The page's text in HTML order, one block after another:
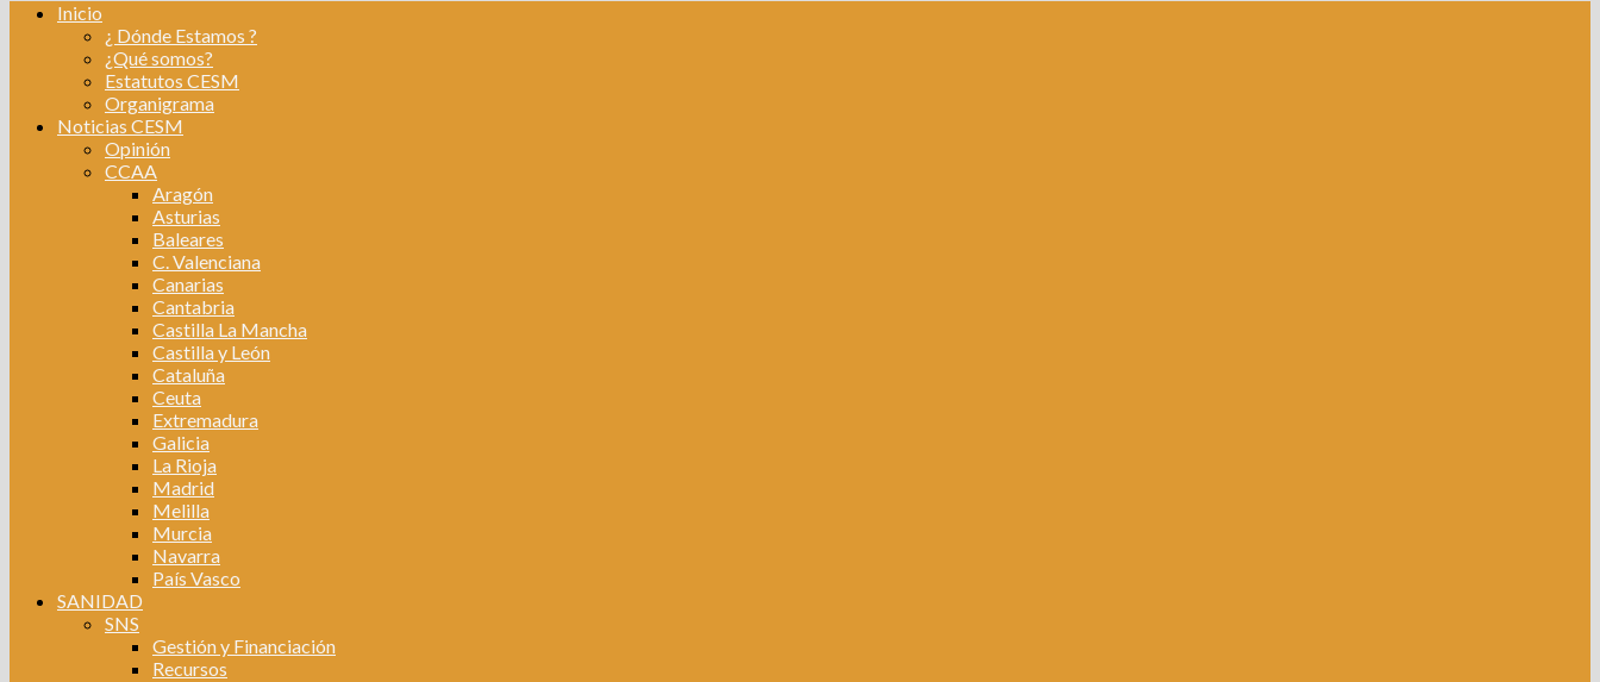
Inicio
¿ Dónde Estamos ?
¿Qué somos?
Estatutos CESM
Organigrama
Noticias CESM
Opinión
CCAA
Aragón
Asturias
Baleares
C. Valenciana
Canarias
Cantabria
Castilla La Mancha
Castilla y León
Cataluña
Ceuta
Extremadura
Galicia
La Rioja
Madrid
Melilla
Murcia
Navarra
País Vasco
SANIDAD
SNS
Gestión y Financiación
Recursos